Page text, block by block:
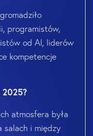
programistów,
od AI, liderów
kompetencje
2025?
atmosfera była
salach i między